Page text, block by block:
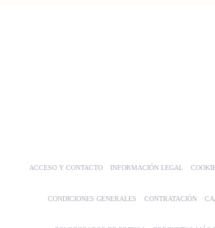
ACCESO Y CONTACTO INFORMACIÓN LEGAL
CONDICIONES GENERALES CONTRATACIÓN